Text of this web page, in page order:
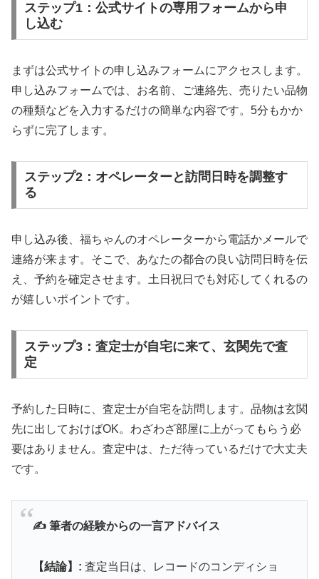
ステップ1：公式サイトの専用フォームから申
し込む
まずは公式サイトの申し込みフォームにアクセスします。
申し込みフォームでは、お名前、ご連絡先、売りたい品物
の種類などを入力するだけの簡単な内容です。5分もかか
らずに完了します。
ステップ2：オペレーターと訪問日時を調整す
る
申し込み後、福ちゃんのオペレーターから電話かメールで
連絡が来ます。そこで、あなたの都合の良い訪問日時を伝
え、予約を確定させます。土日祝日でも対応してくれるの
が嬉しいポイントです。
ステップ3：査定士が自宅に来て、玄関先で査
定
予約した日時に、査定士が自宅を訪問します。品物は玄関
先に出しておけばOK。わざわざ部屋に上がってもらう必
要はありません。査定中は、ただ待っているだけで大丈夫
です。
✍️ 筆者の経験からの一言アドバイス
【結論】: 査定当日は、レコードのコンディショ